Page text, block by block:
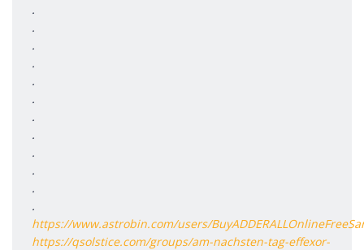
.
.
.
.
.
.
.
.
.
.
.
.
https://www.astrobin.com/users/
https://qsolstice.com/groups/am-nachsten-tag-effexor-